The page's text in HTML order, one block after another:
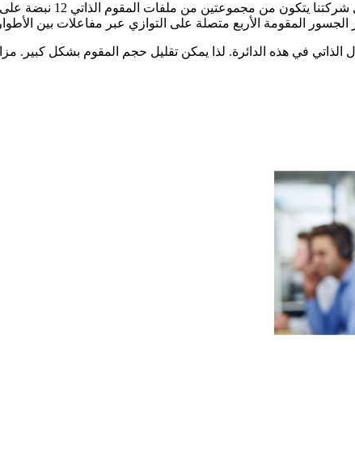
محول المقوم 24